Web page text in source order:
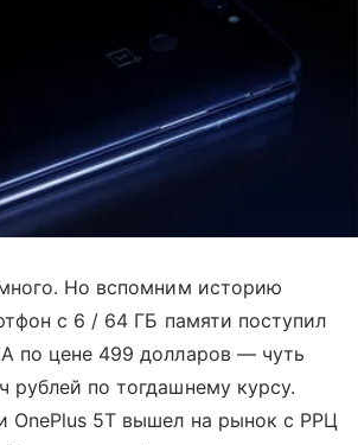
Но вспомним историю
с 6 / 64 ГБ памяти поступил
по цене 499 долларов — чуть
рублей по тогдашнему курсу.
OnePlus 5T вышел на рынок с РРЦ